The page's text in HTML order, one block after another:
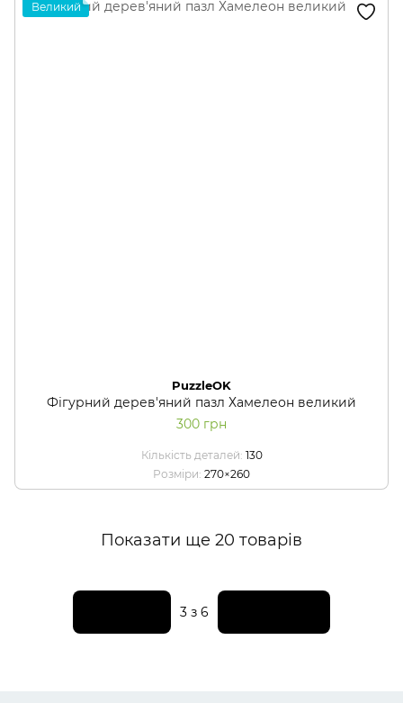
Великий
PuzzleOK
Фігурний дерев'яний пазл Хамелеон великий
300 грн
Кількість деталей 130
Розміри 270×260
Показати ще 20 товарів
3 з 6